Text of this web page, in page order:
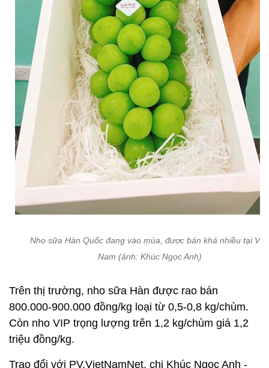
Nho sữa Hàn Quốc đang vào mùa, được bán khá nhiều tại Việt
Nam (ảnh: Khúc Ngọc Anh)
Trên thị trường, nho sữa Hàn được rao bán
800.000-900.000 đồng/kg loại từ 0,5-0,8 kg/chùm.
Còn nho VIP trọng lượng trên 1,2 kg/chùm giá 1,2
triệu đồng/kg.
Trao đổi với PV.VietNamNet, chị Khúc Ngọc Anh -